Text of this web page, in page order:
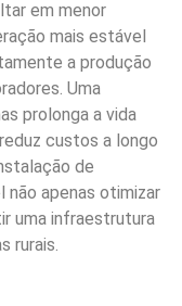
Bernardo do
Campo SP
Bernardo do